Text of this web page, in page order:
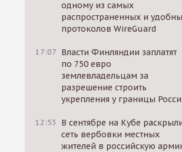
одному из самых
распространенных и
протоколов WireGuard
17:07 Власти Финляндии заплатят
по 750 евро
землевладельцам за
разрешение строить
укрепления у границы
12:53
В сентябре на Кубе
сеть вербовки местных
жителей в российскую